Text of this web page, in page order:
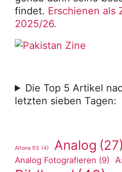
findet. Erschienen als
2025/26.
Die Top 5 Artikel
letzten sieben Tagen:
Altona 93 (4) Analog (27)
Analog Fotografieren (9)